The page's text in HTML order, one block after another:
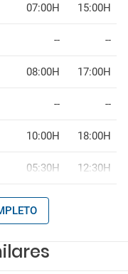
07:00H 15:00H
-- --
08:00H 17:00H
-- --
10:00H 18:00H
05:30H 12:30H